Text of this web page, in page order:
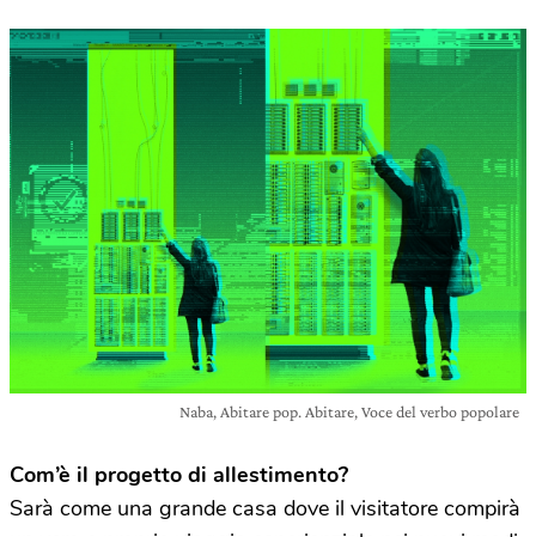
Naba, Abitare pop. Abitare, Voce del verbo popolare
Com’è il progetto di allestimento?
Sarà come una grande casa dove il visitatore compirà